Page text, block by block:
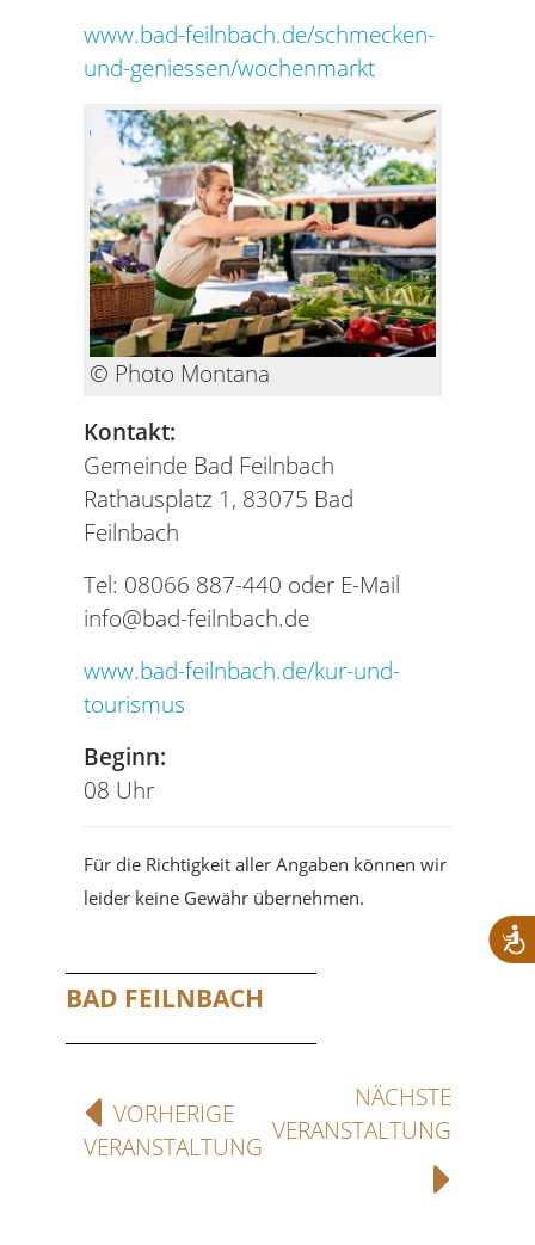
www.bad-feilnbach.de/schmecken-
und-geniessen/wochenmarkt
© Photo Montana
Kontakt:
Gemeinde Bad Feilnbach
Rathausplatz 1, 83075 Bad
Feilnbach
Tel: 08066 887-440 oder E-Mail
info@bad-feilnbach.de
www.bad-feilnbach.de/kur-und-
tourismus
Beginn:
08 Uhr
Für die Richtigkeit aller Angaben können wir
leider keine Gewähr übernehmen.
BAD FEILNBACH
VORHERIGE
VERANSTALTUNG
NÄCHSTE
VERANSTALTUNG